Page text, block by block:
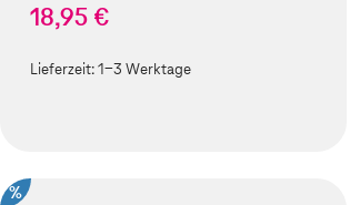
18,95 €
Lieferzeit:1-3 Werktage
%